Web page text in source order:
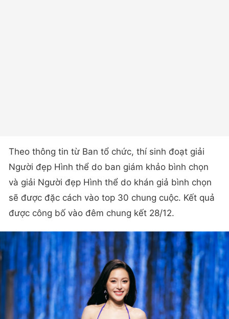
Theo thông tin từ Ban tổ chức, thí sinh đoạt giải
Người đẹp Hình thể do ban giám khảo bình chọn
và giải Người đẹp Hình thể do khán giả bình chọn
sẽ được đặc cách vào top 30 chung cuộc. Kết quả
được công bố vào đêm chung kết 28/12.